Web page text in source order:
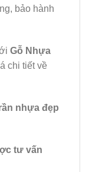
bảo hành
Gỗ Nhựa
chi tiết về
nhựa đẹp
tư vấn